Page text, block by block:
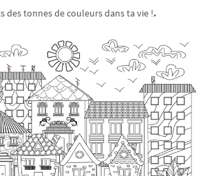
des tonnes de couleurs dans ta vie !.